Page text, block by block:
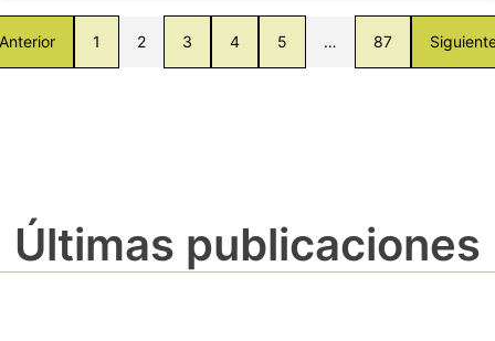
1 2 3 4 5 … 87
Últimas publicaciones